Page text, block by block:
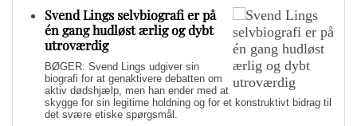
Svend Lings selvbiografi er på
én gang hudløst ærlig og dybt
utroværdig
BØGER: Svend Lings udgiver sin
biografi for at genaktivere debatten om
aktiv dødshjælp, men han ender med at
skygge for sin legitime holdning og for et konstruktivt bidrag til
det svære etiske spørgsmål.